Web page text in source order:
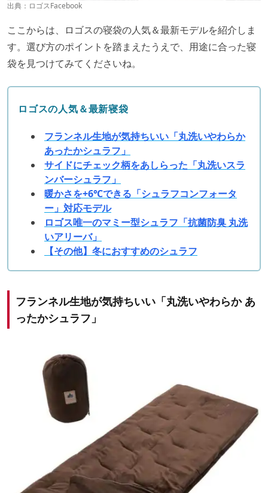
出典： ロゴスFacebook
ここからは、ロゴスの寝袋の人気＆最新モデルを紹介しま
す。選び方のポイントを踏まえたうえで、用途に合った寝
袋を見つけてみてくださいね。
ロゴスの人気＆最新寝袋
フランネル生地が気持ちいい「丸洗いやわらか
あったかシュラフ」
サイドにチェック柄をあしらった「丸洗いスラ
ンバーシュラフ」
暖かさを+6℃できる「シュラフコンフォータ
ー」対応モデル
ロゴス唯一のマミー型シュラフ「抗菌防臭 丸洗
いアリーバ」
【その他】冬におすすめのシュラフ
フランネル生地が気持ちいい「丸洗いやわらか あ
ったかシュラフ」